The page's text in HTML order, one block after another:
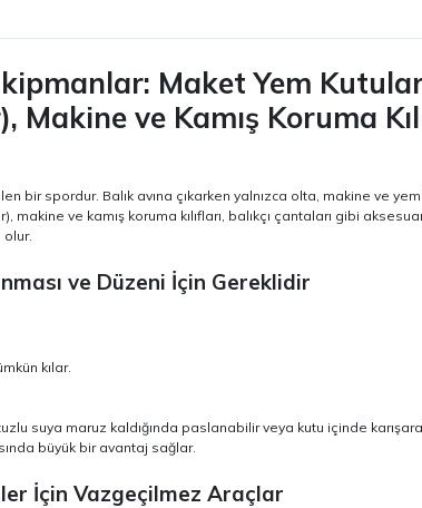
Maket Yem
ve Kamış Koruma
bir spordur. Balık avına çıkarken yalnızca olta, makine ve
makine ve kamış koruma kılıfları, balıkçı çantaları gibi
olur.
ve Düzeni İçin Gereklidir
kılar.
suya maruz kaldığında paslanabilir veya kutu içinde
büyük bir avantaj sağlar.
İçin Vazgeçilmez Araçlar